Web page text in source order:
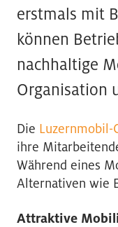
erstmals mit
können
nachhaltige
Organisation
Die Luzernmobil-
ihre
Während eines
Alternativen wie
Attraktive